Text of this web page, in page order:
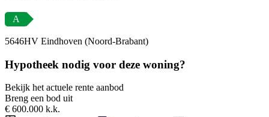
A
5646HV Eindhoven (Noord-Brabant)
Hypotheek nodig voor deze woning?
Bekijk het actuele rente aanbod
Breng een bod uit
€ 600.000 k.k.